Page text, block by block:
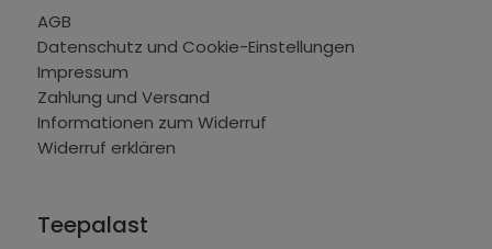
AGB
Datenschutz und Cookie-Einstellungen
Impressum
Zahlung und Versand
Informationen zum Widerruf
Widerruf erklären
Teepalast